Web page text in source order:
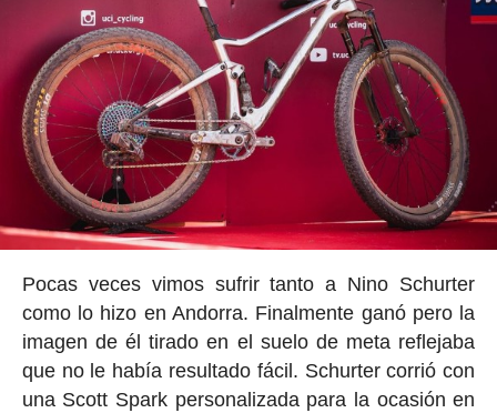
Pocas veces vimos sufrir tanto a Nino Schurter
como lo hizo en Andorra. Finalmente ganó pero la
imagen de él tirado en el suelo de meta reflejaba
que no le había resultado fácil. Schurter corrió con
una Scott Spark personalizada para la ocasión en